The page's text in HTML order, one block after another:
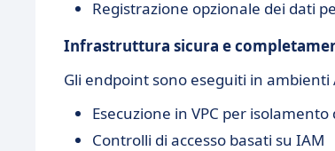
Registrazione opzionale dei dati
Infrastruttura sicura e
Gli endpoint sono eseguiti in ambienti
Esecuzione in VPC per isolamento
Controlli di accesso basati su IAM